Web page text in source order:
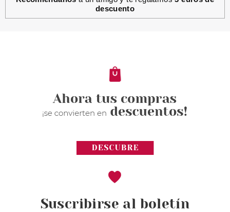
CND
11.00€
descuento
Suscribirse al boletín